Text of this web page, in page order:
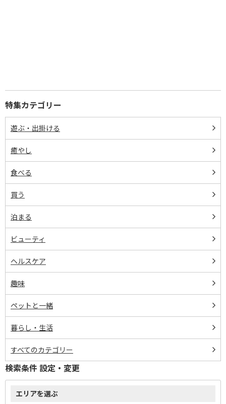
特集カテゴリー
遊ぶ・出掛ける
癒やし
食べる
買う
泊まる
ビューティ
ヘルスケア
趣味
ペットと一緒
暮らし・生活
すべてのカテゴリー
検索条件 設定・変更
エリアを選ぶ